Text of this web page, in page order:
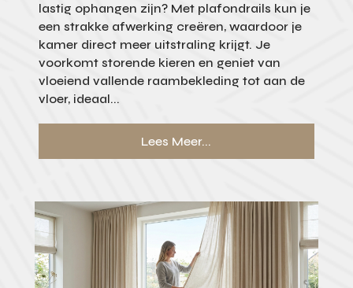
lastig ophangen zijn? Met plafondrails kun je
een strakke afwerking creëren, waardoor je
kamer direct meer uitstraling krijgt. Je
voorkomt storende kieren en geniet van
vloeiend vallende raambekleding tot aan de
vloer, ideaal...
Lees Meer...